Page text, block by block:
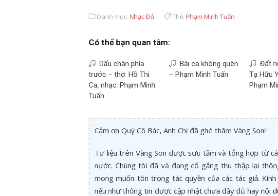
Danh mục: Nhạc Đỏ Thẻ: Phạm Minh Tuấn
Có thể bạn quan tâm:
Dấu chân phía
trước – thơ: Hồ Thi
Ca, nhạc: Phạm Minh
Tuấn
Bài ca không quên
– Phạm Minh Tuấn
Đất
Tạ Hữu
Phạm
Cảm ơn Quý Cô Bác, Anh Chị đã ghé thăm Vàng Son!
Tư liệu trên Vàng Son được sưu tầm và tổng hợp từ
nước. Chúng tôi đã và đang cố gắng thu thập lại
mong muốn tôn trọng tác quyền của các tác giả.
nếu như thông tin được cập nhật chưa đầy đủ hay nội